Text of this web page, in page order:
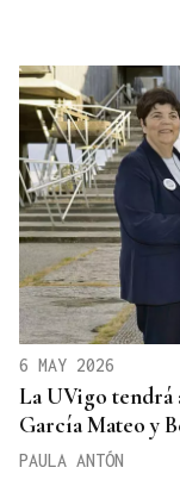
6 MAY 2026
La UVigo tendrá
García Mateo y
PAULA ANTÓN